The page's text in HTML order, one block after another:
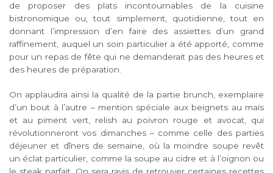
de proposer des plats incontournables de la cuisine
bistronomique ou, tout simplement, quotidienne, tout en
donnant l’impression d’en faire des assiettes d’un grand
raffinement, auquel un soin particulier a été apporté, comme
pour un repas de fête qui ne demanderait pas des heures et
des heures de préparation.
On applaudira ainsi la qualité de la partie brunch, exemplaire
d’un bout à l’autre – mention spéciale aux beignets au maïs
et au piment vert, relish au poivron rouge et avocat, qui
révolutionneront vos dimanches – comme celle des parties
déjeuner et dîners de semaine, où la moindre soupe revêt
un éclat particulier, comme la soupe au cidre et à l’oignon ou
le steak parfait. On sera ravis de retrouver certaines recettes